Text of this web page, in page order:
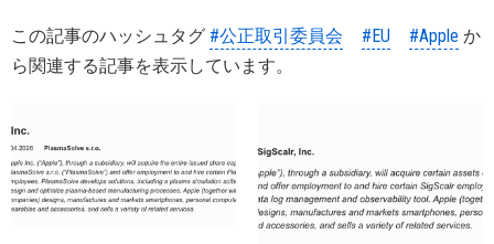
この記事のハッシュタグ #公正取引委員会 #EU #Apple か
ら関連する記事を表示しています。